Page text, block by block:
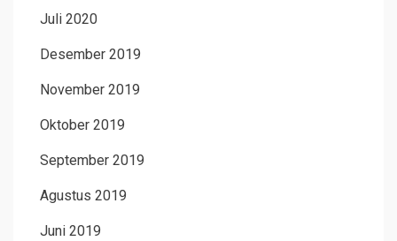
Juli 2020
Desember 2019
November 2019
Oktober 2019
September 2019
Agustus 2019
Juni 2019